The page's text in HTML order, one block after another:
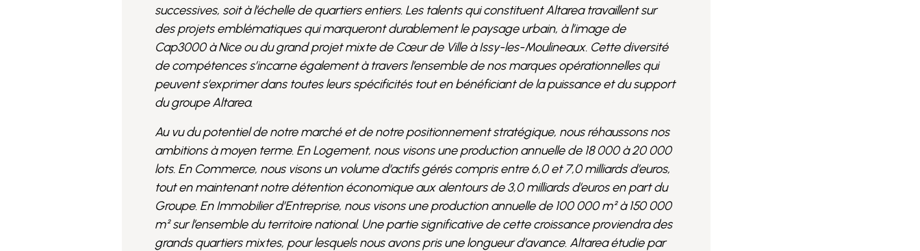
successives, soit à l’échelle de quartiers entiers. Les talents qui constituent Altarea travaillent sur
des projets emblématiques qui marqueront durablement le paysage urbain, à l’image de
Cap3000 à Nice ou du grand projet mixte de Cœur de Ville à Issy-les-Moulineaux. Cette diversité
de compétences s’incarne également à travers l’ensemble de nos marques opérationnelles qui
peuvent s’exprimer dans toutes leurs spécificités tout en bénéficiant de la puissance et du support
du groupe Altarea.
Au vu du potentiel de notre marché et de notre positionnement stratégique, nous réhaussons nos
ambitions à moyen terme. En Logement, nous visons une production annuelle de 18 000 à 20 000
lots. En Commerce, nous visons un volume d’actifs gérés compris entre 6,0 et 7,0 milliards d’euros,
tout en maintenant notre détention économique aux alentours de 3,0 milliards d’euros en part du
Groupe. En Immobilier d’Entreprise, nous visons une production annuelle de 100 000 m² à 150 000
m² sur l’ensemble du territoire national. Une partie significative de cette croissance proviendra des
grands quartiers mixtes, pour lesquels nous avons pris une longueur d’avance. Altarea étudie par